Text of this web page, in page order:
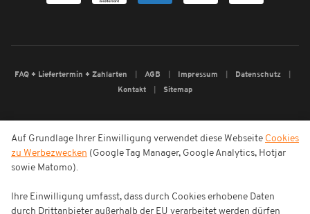
FAQ + Liefertermin + Zahlarten AGB Impressum
Datenschutz
Kontakt
Sitemap
Auf Grundlage Ihrer Einwilligung verwendet diese Webseite Cookies
zu Werbezwecken (Google Tag Manager, Google Analytics, Hotjar
sowie Matomo).
Ihre Einwilligung umfasst, dass durch Cookies erhobene Daten
durch Drittanbieter außerhalb der EU verarbeitet werden dürfen